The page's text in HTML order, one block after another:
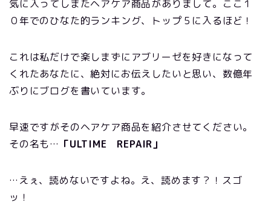
気に入ってしまたヘアケア商品がありまして。ここ１
０年でのひなた的ランキング、トップ５に入るほど！
これは私だけで楽しまずにアブリーゼを好きになって
くれたあなたに、絶対にお伝えしたいと思い、数億年
ぶりにブログを書いています。
早速ですがそのヘアケア商品を紹介させてください。
その名も… 「ULTIME REPAIR」
…えぇ、読めないですよね。え、読めます？！スゴ
ッ！